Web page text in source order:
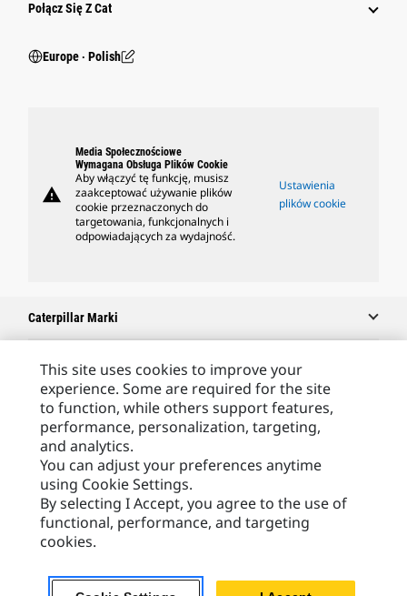
Połącz Się Z Cat
Europe ‧ Polish
warning
Media Społecznościowe
Wymagana Obsługa Plików Cookie
Aby włączyć tę funkcję, musisz
zaakceptować używanie plików
cookie przeznaczonych do
targetowania, funkcjonalnych i
odpowiadających za wydajność.
Ustawienia
plików cookie
Caterpillar Marki
Caterpillar.com
Caterpillar Kontakt
Caterpillar Kontakt
Moje Preferencje Marketingowe
Site Map
Cookie Settings
This site uses cookies to improve your
experience. Some are required for the site
to function, while others support features,
performance, personalization, targeting,
and analytics.
You can adjust your preferences anytime
using Cookie Settings.
By selecting I Accept, you agree to the use of
functional, performance, and targeting
cookies.